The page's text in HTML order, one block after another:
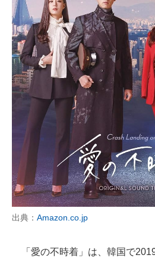
ちょっと気になるネットの話題
出典： Amazon.co.jp
「愛の不時着」は、韓国で